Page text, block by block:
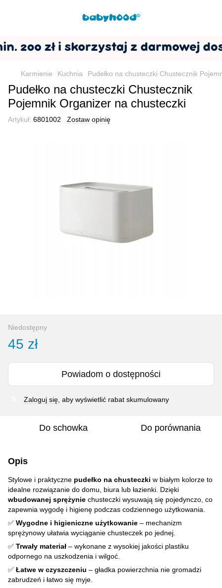
Karmienie Kuchnia Pudełko na chusteczki Chustecznik
Pudełko na chusteczki Chustecznik
Pojemnik Organizer na chusteczki
Artykuł: 6801002 Zostaw opinię
Niedostępny
45 zł
Powiadom o dostępności
Zaloguj się , aby wyświetlić rabat skumulowany
Do schowka Do porównania
Opis
Stylowe i praktyczne pudełko na chusteczki w białym kolorze to
idealne rozwiązanie do domu, biura lub łazienki. Dzięki
wbudowanej sprężynie chusteczki wysuwają się pojedynczo, co
zapewnia wygodę i higienę podczas codziennego użytkowania.
✅ Wygodne i higieniczne użytkowanie – mechanizm
sprężynowy ułatwia wyciąganie chusteczek po jednej.
✅ Trwały materiał – wykonane z wysokiej jakości plastiku
odpornego na uszkodzenia i wilgoć.
✅ Łatwe w czyszczeniu – gładka powierzchnia nie gromadzi
zabrudzeń i łatwo się myje.